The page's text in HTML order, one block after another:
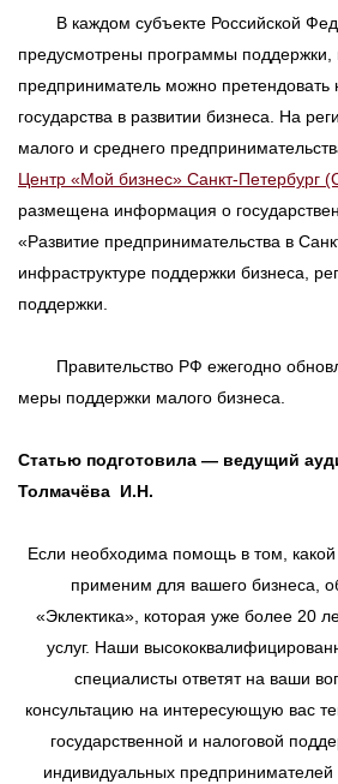
В каждом субъекте Российской
предусмотрены программы поддержки,
предприниматель можно
государства в развитии бизнеса. На
малого и среднего
Центр «Мой бизнес» Санкт-
размещена информация о
«Развитие предпринимательства в
инфраструктуре поддержки бизнеса,
поддержки.
Правительство РФ ежегодно
меры поддержки малого бизнеса.
Статью подготовила — ведущий
Толмачёва И.Н.
Если необходима помощь в том,
применим для вашего бизнеса,
«Эклектика», которая уже более 20
услуг. Наши
специалисты ответят на ваши
консультацию на интересующую вас
государственной и налоговой
индивидуальных предпринимателей